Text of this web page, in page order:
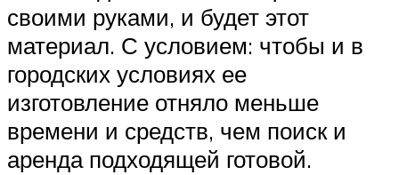
своими руками, и будет этот
материал. С условием: чтобы и в
городских условиях ее
изготовление отняло меньше
времени и средств, чем поиск и
аренда подходящей готовой.